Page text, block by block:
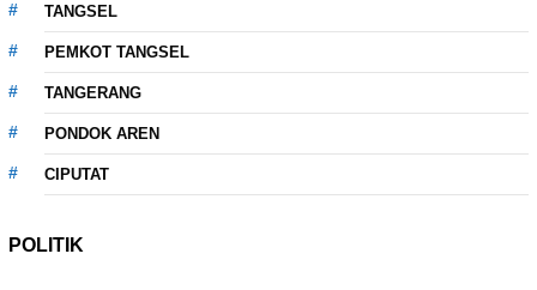
TANGSEL
PEMKOT TANGSEL
TANGERANG
PONDOK AREN
CIPUTAT
POLITIK